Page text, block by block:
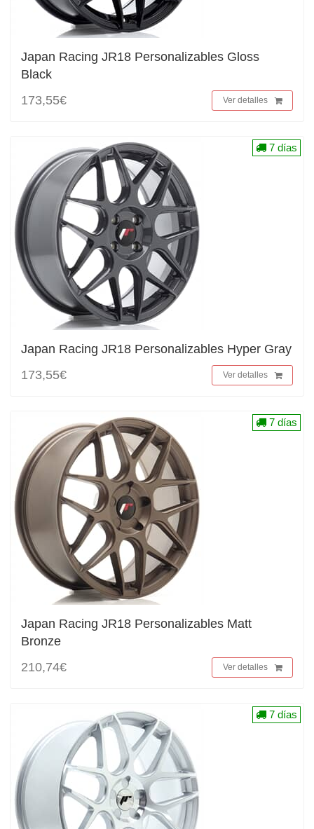
Japan Racing JR18 Personalizables Gloss
Black
173,55€
Ver detalles
Japan Racing JR18 Personalizables Hyper Gray
173,55€
Ver detalles
7 días
Japan Racing JR18 Personalizables Matt
Bronze
210,74€
Ver detalles
7 días
7 días